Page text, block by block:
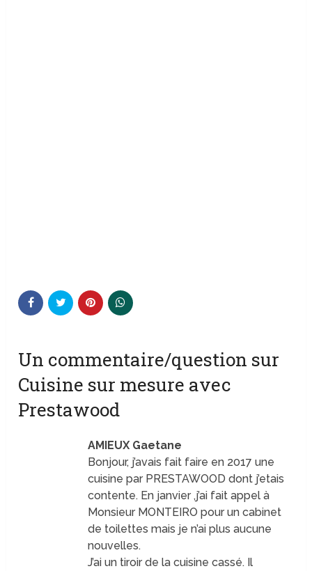
Un commentaire/question sur
Cuisine sur mesure avec
Prestawood
AMIEUX Gaetane
Bonjour, j’avais fait faire en 2017 une
cuisine par PRESTAWOOD dont j’etais
contente. En janvier ,j’ai fait appel à
Monsieur MONTEIRO pour un cabinet
de toilettes mais je n’ai plus aucune
nouvelles.
J’ai un tiroir de la cuisine cassé. Il